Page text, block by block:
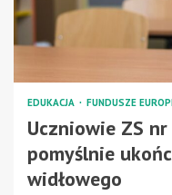
EDUKACJA FUNDUSZE
Uczniowie ZS
pomyślnie
widłowego